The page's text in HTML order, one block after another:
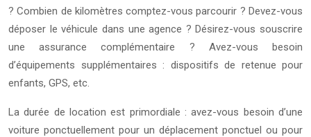
? Combien de kilomètres comptez-vous parcourir ? Devez-vous
déposer le véhicule dans une agence ? Désirez-vous souscrire
une assurance complémentaire ? Avez-vous besoin
d’équipements supplémentaires : dispositifs de retenue pour
enfants, GPS, etc.
La durée de location est primordiale : avez-vous besoin d’une
voiture ponctuellement pour un déplacement ponctuel ou pour